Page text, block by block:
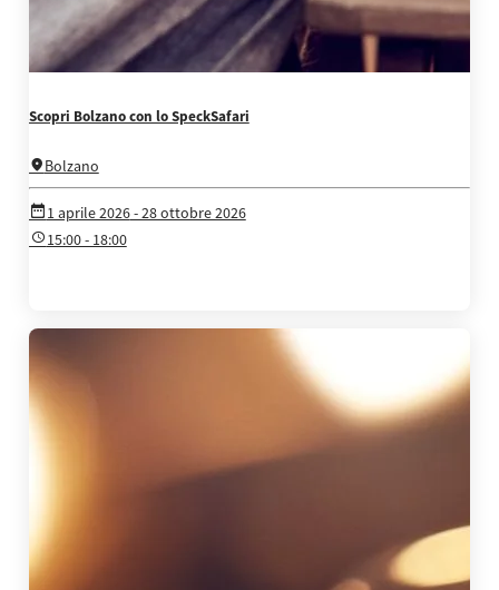
Scopri Bolzano con lo SpeckSafari
Bolzano
1 aprile 2026- 28 ottobre 2026
15:00 - 18:00